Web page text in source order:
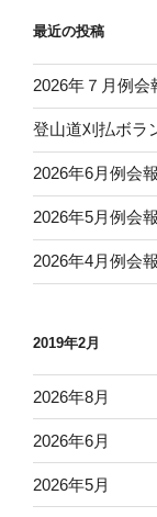
最近の投稿
2026年７月例
登山道刈払ボラ
2026年6月例会
2026年5月例会
2026年4月例会
2019年2月
2026年8月
2026年6月
2026年5月